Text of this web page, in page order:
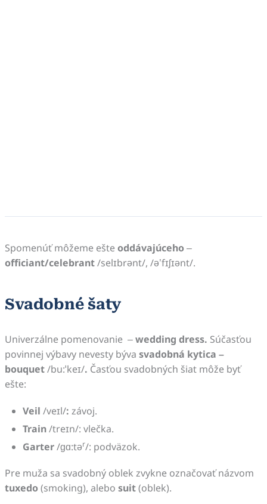
Spomenúť môžeme ešteoddávajúceho–
officiant/celebrant/selɪbrənt/, /ǝ’fɪʃɪǝnt/.
Svadobné šaty
Univerzálne pomenovanie –wedding dress. Súčasťou
povinnej výbavy nevesty bývasvadobná kytica –
bouquet/bu:ˈkeɪ/. Časťou svadobných šiat môže byť
ešte:
Veil/veɪl/:závoj.
Train/treɪn/: vlečka.
Garter/ɡɑ:tər/: podväzok.
Pre muža sa svadobný oblek zvykne označovať názvom
tuxedo(smoking), alebosuit(oblek).